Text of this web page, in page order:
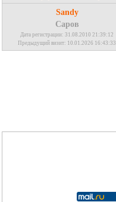
Sandy
Саров
Дата регистрации: 31.08.2010 21:39:12
Предыдущий визит: 10.01.2026 16:43:33